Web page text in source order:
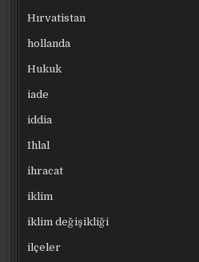
Hırvatistan
hollanda
Hukuk
iade
iddia
Ihlal
ihracat
iklim
iklim değişikliği
ilçeler